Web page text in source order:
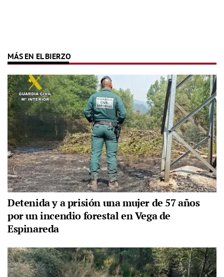
MÁS EN EL BIERZO
Detenida y a prisión una mujer de 57 años
por un incendio forestal en Vega de
Espinareda